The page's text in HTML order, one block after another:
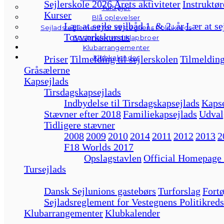
Turbøjer
Blå oplevelser
Sejladsreglement for Vestegnens Politikreds
Søsignaler ved klapbroer
Klubarrangementer
Klubkalender
Sejlerskole 2026Årets aktiviteter
Kurser
Lær at sejle sejlbåd 1. & 2. årLær at
Tovværkskursus
PriserTilmelding til sejlerskolen
Gråsælerne
Kapsejlads
Tirsdagskapsejlads
Indbydelse til Tirsdagskapsejlads
Stævner efter 2018Familiekapsejlads
Tidligere stævner
2008 2009 2010 2014 2011 2012 2013
F18 Worlds 2017
Opslagstavlen Official Homepage
Tursejlads
Dansk Sejlunions gastebørs Turforslag
Sejladsreglement for Vestegnens Politikreds
KlubarrangementerKlubkalender